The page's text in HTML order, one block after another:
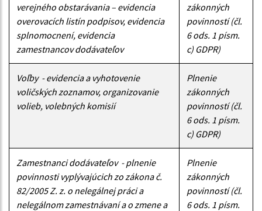
verejného obstarávania – evidencia
overovacích listín podpisov, evidencia
splnomocnení, evidencia
zamestnancov dodávateľov
zákonných
povinností (čl.
6 ods. 1 písm.
c) GDPR)
Voľby - evidencia a vyhotovenie
voličských zoznamov, organizovanie
volieb, volebných komisií
Plnenie
zákonných
povinností (čl.
6 ods. 1 písm.
c) GDPR)
Zamestnanci dodávateľov - plnenie
povinnosti vyplývajúcich zo zákona č.
82/2005 Z. z. o nelegálnej práci a
nelegálnom zamestnávaní a o zmene a
Plnenie
zákonných
povinností (čl.
6 ods. 1 písm.